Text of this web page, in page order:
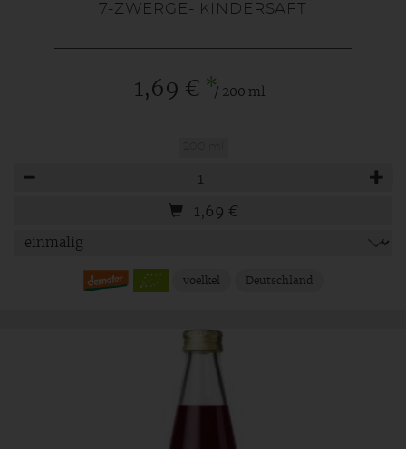
7-ZWERGE- KINDERSAFT
1,69 € */ 200 ml
1,69 €
voelkel Deutschland